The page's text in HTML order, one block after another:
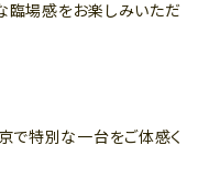
臨場感をお楽しみいただ
で特別な一台をご体感く